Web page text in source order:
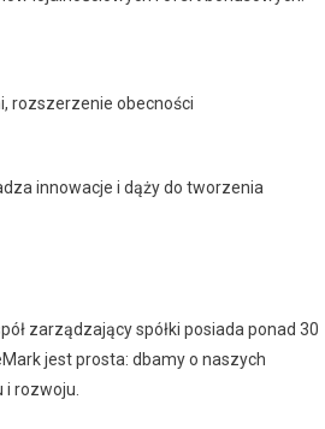
rozszerzenie obecności
innowacje i dąży do tworzenia
zarządzający spółki posiada ponad 30
jest prosta: dbamy o naszych
rozwoju.